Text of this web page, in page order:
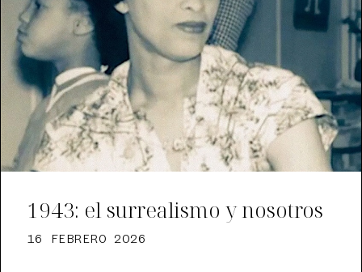
1943: el surrealismo y nosotros
16 FEBRERO 2026